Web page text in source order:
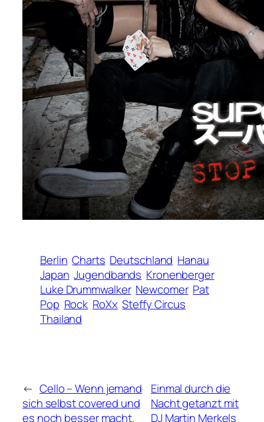
Berlin Charts Deutschland Hanau
Japan Jugendbands Kronenberger
Luke Drummwalker Newcomer Pat
Pop Rock RoXx Steffy Circus
Thailand
← Cello – Wenn jemand
sich selbst covered und
es noch besser macht.
Einmal durch die
Nacht getanzt mit
DJ Martin Merkels